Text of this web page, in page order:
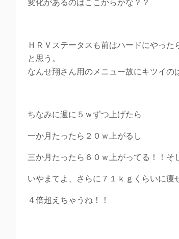
変化があるのはここからかな？？
ＨＲＶステータスも前はハードにやっ
と思う。
なんせ翔さん用のメニュー故にキツイの
ちなみに週に５ｗずつ上げたら
一か月たったら２０ｗ上がるし
三か月たったら６０ｗ上がってる！！そ
いやまてよ、さらに７１ｋｇくらいに痩
４倍超えちゃうね！！